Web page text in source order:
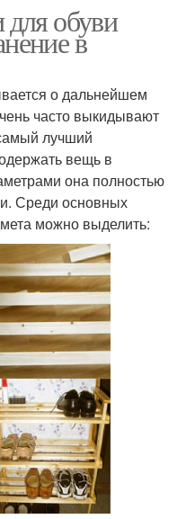
обуви
в
о дальнейшем
часто выкидывают
лучший
вещь в
она полностью
Среди основных
можно выделить: